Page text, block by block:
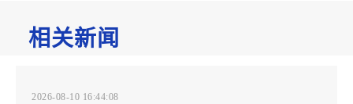
相关新闻
2026-08-10 16:44:08